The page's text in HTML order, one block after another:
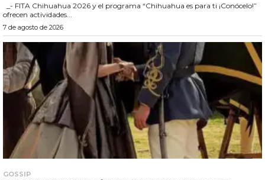
ofrecen actividades...
7 de agosto de 2026
GOSSIP